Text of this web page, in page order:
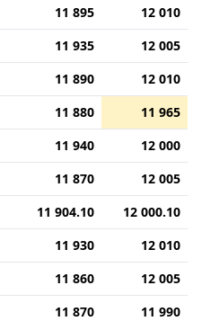
11 895
12 010
11 935
12 005
11 890
12 010
11 880
11 965
11 940
12 000
11 870
12 005
11 904.10
12 000.10
11 930
12 010
11 860
12 005
11 870
11 990